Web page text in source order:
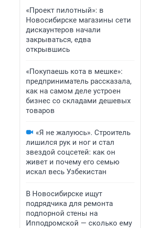
«Проект пилотный»: в
Новосибирске магазины сети
дискаунтеров начали
закрываться, едва
открывшись
«Покупаешь кота в мешке»:
предприниматель рассказала,
как на самом деле устроен
бизнес со складами дешевых
товаров
«Я не жалуюсь». Строитель
лишился рук и ног и стал
звездой соцсетей: как он
живет и почему его семью
искал весь Узбекистан
В Новосибирске ищут
подрядчика для ремонта
подпорной стены на
Ипподромской — сколько ему